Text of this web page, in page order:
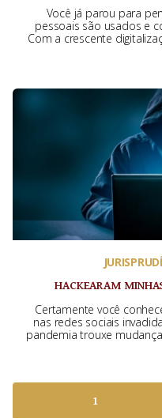
Você já parou para
pessoais são usados e
Com a crescente
HACKEARAM
Certamente você
nas redes sociais
pandemia trouxe
1